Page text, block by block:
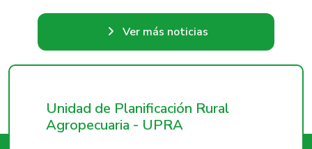
Ver más noticias
Unidad de Planificación Rural
Agropecuaria - UPRA